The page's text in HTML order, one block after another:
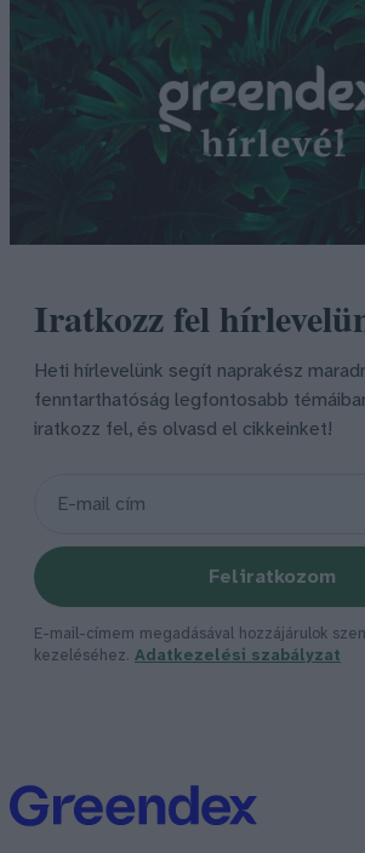
Iratkozz fel
Heti hírlevelünk segít naprakész
fenntarthatóság legfontosabb
iratkozz fel, és olvasd el cikkeinket!
Feliratkozom
E-mail-címem megadásával hozzájárulok
kezeléséhez. Adatkezelési szabályzat